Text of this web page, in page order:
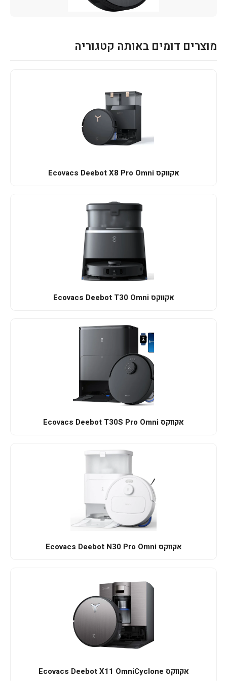
מוצרים דומים באותה קטגוריה
אקווקס Ecovacs Deebot X8 Pro Omni
אקווקס Ecovacs Deebot T30 Omni
אקווקס Ecovacs Deebot T30S Pro Omni
אקווקס Ecovacs Deebot N30 Pro Omni
אקווקס Ecovacs Deebot X11 OmniCyclone